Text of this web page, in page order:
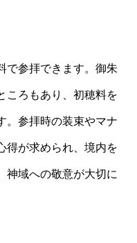
で参拝できます。御朱
ころもあり、初穂料を
。参拝時の装束やマナ
得が求められ、境内を
神域への敬意が大切に